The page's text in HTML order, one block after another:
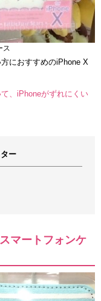
ス
におすすめのiPhone X
、iPhoneがずれにくい
ー
マートフォンケ